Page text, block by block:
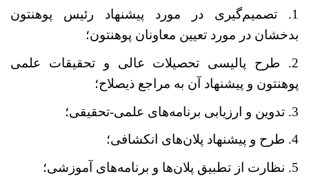
1. تصمیم
گیری در مورد پیشنهاد رئیس پوهنتون
بدخشان در مورد تعیین معاونان پوهنتون؛
2. طرح پالیسی تحصیلات عالی و تحقیقات علمی
پوهنتون و پیشنهاد آن به مراجع ذیصلاح؛
3. تدوین و ارزیابی برنامه
های علمی-تحقیقی؛
4. طرح و پیشنهاد پلان
های انکشافی؛
5. نظارت از تطبیق پلان
ها و برنامههای آموزشی؛